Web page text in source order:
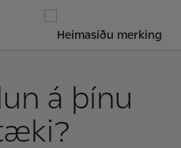
á þínu